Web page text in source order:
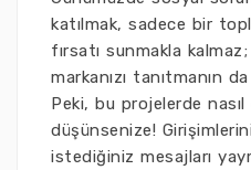
katılmak, sadece bir
fırsatı sunmakla
markanızı tanıtmanın
Peki, bu projelerde
düşünsenize!
istediğiniz mesajları